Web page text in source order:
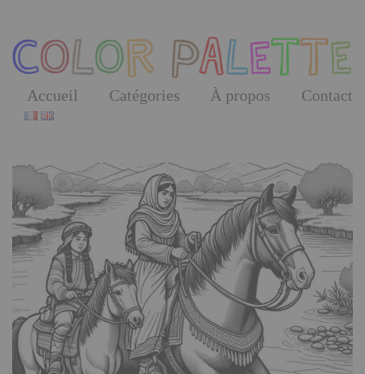
the
content
Accueil Catégories À propos Contact